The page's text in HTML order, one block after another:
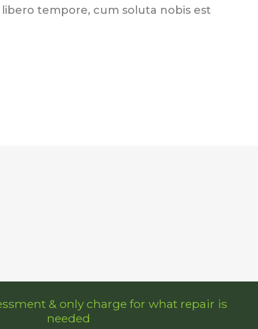
tempore, cum soluta nobis est
& only charge for what repair is
needed